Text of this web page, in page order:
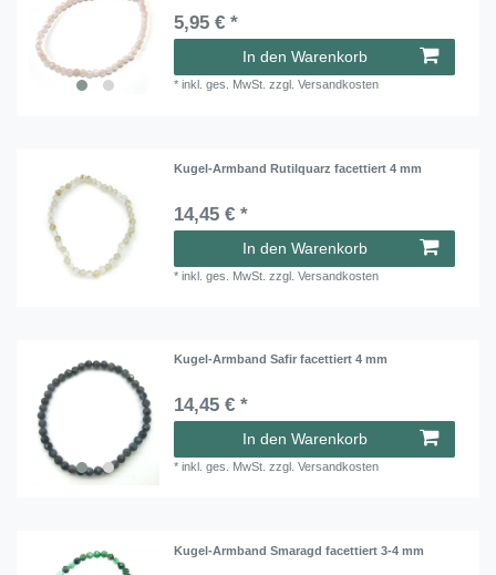
5,95 € *
In den Warenkorb
*inkl. ges. MwSt. zzgl.Versandkosten
Kugel-Armband Rutilquarz facettiert 4 mm
14,45 € *
In den Warenkorb
*inkl. ges. MwSt. zzgl.Versandkosten
Kugel-Armband Safir facettiert 4 mm
14,45 € *
In den Warenkorb
*inkl. ges. MwSt. zzgl.Versandkosten
Kugel-Armband Smaragd facettiert 3-4 mm